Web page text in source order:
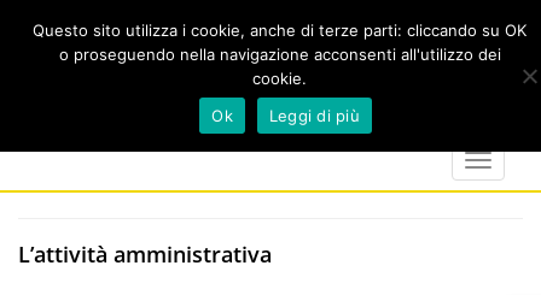
marker
calendar
Toggle
L’attività amministrativa
Questo sito utilizza i cookie, anche di terze parti: cliccando su OK
o proseguendo nella navigazione acconsenti all'utilizzo dei
cookie.
Ok
Leggi di più